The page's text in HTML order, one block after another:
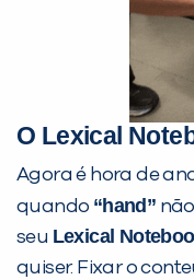
O Lexical
Agora é hora de
quando “hand”
seu Lexical
quiser. Fixar o